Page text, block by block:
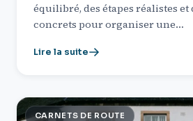
équilibré, des étapes réalistes et
concrets pour organiser une…
Lire la suite
CARNETS DE ROUTE